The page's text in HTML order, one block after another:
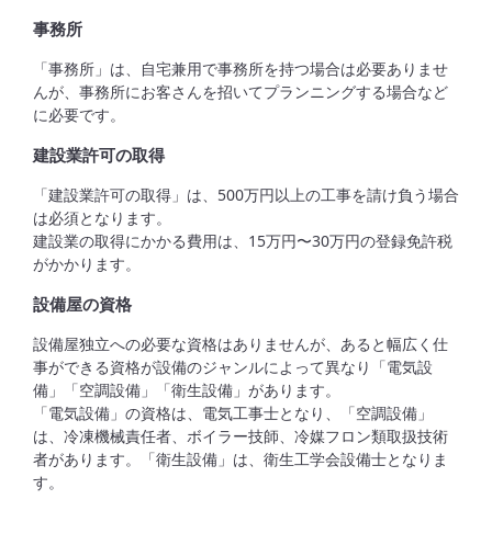
事務所
「事務所」は、自宅兼用で事務所を持つ場合は必要ありませ
んが、事務所にお客さんを招いてプランニングする場合など
に必要です。
建設業許可の取得
「建設業許可の取得」は、500万円以上の工事を請け負う場合
は必須となります。
建設業の取得にかかる費用は、 15万円〜30万円の登録免許税
がかかります。
設備屋の資格
設備屋独立への必要な資格はありませんが、あると幅広く仕
事ができる資格が設備のジャンルによって異なり「電気設
備」「空調設備」「衛生設備」があります。
「電気設備」の資格は、電気工事士となり、「空調設備」
は、冷凍機械責任者、ボイラー技師、冷媒フロン類取扱技術
者があります。「衛生設備」は、衛生工学会設備士となりま
す。